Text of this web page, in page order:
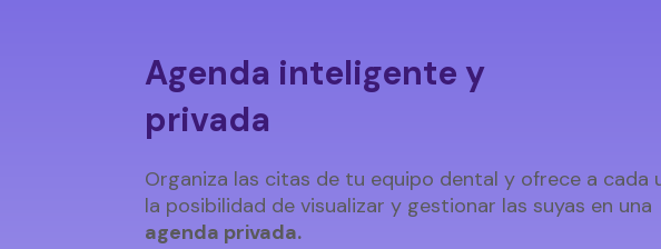
Agenda inteligente y
privada
Organiza las citas de tu equipo dental y ofrece a cada
la posibilidad de visualizar y gestionar las suyas en una
agenda privada.